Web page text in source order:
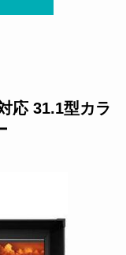
応 31.1型カラ